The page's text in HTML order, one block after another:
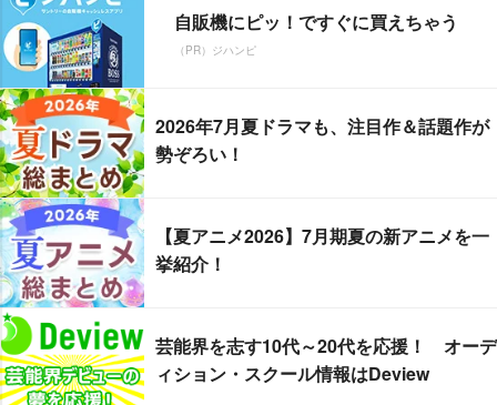
自販機にピッ！ですぐに買えちゃう
（PR）ジハンピ
2026年7月夏ドラマも、注目作＆話題作が
勢ぞろい！
【夏アニメ2026】7月期夏の新アニメを一
挙紹介！
芸能界を志す10代～20代を応援！ オーデ
ィション・スクール情報はDeview